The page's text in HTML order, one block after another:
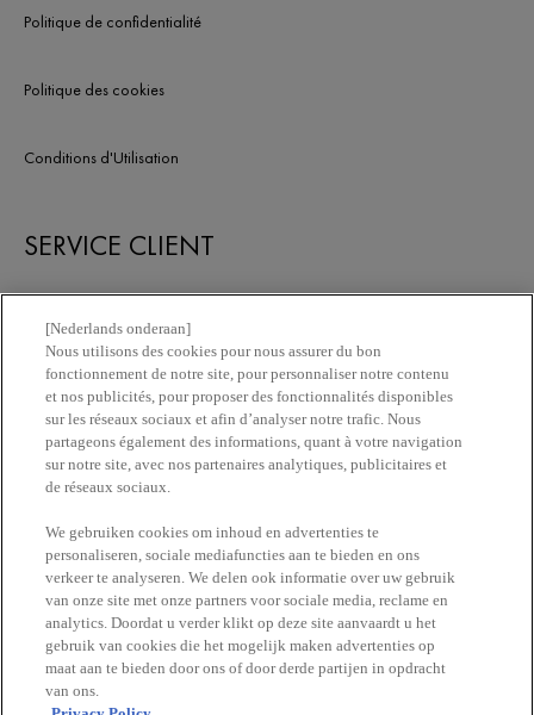
Politique de confidentialité
Politique des cookies
Conditions d'Utilisation
SERVICE CLIENT
Newsletter
Trouvez une pharmacie​
RESTEZ EN CONTACT
[Nederlands onderaan]
Nous utilisons des cookies pour nous assurer du bon
fonctionnement de notre site, pour personnaliser notre contenu
et nos publicités, pour proposer des fonctionnalités disponibles
sur les réseaux sociaux et afin d’analyser notre trafic. Nous
partageons également des informations, quant à votre navigation
sur notre site, avec nos partenaires analytiques, publicitaires et
de réseaux sociaux.
We gebruiken cookies om inhoud en advertenties te
personaliseren, sociale mediafuncties aan te bieden en ons
verkeer te analyseren. We delen ook informatie over uw gebruik
van onze site met onze partners voor sociale media, reclame en
analytics. Doordat u verder klikt op deze site aanvaardt u het
gebruik van cookies die het mogelijk maken advertenties op
maat aan te bieden door ons of door derde partijen in opdracht
van ons.